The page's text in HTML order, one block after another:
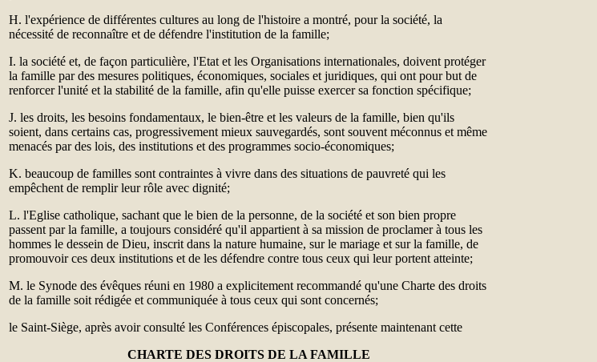
H. l'expérience de différentes cultures au long de l'histoire a montré, pour la société, la
nécessité de reconnaître et de défendre l'institution de la famille;
I. la société et, de façon particulière, l'Etat et les Organisations internationales, doivent protéger
la famille par des mesures politiques, économiques, sociales et juridiques, qui ont pour but de
renforcer l'unité et la stabilité de la famille, afin qu'elle puisse exercer sa fonction spécifique;
J. les droits, les besoins fondamentaux, le bien-être et les valeurs de la famille, bien qu'ils
soient, dans certains cas, progressivement mieux sauvegardés, sont souvent méconnus et même
menacés par des lois, des institutions et des programmes socio-économiques;
K. beaucoup de familles sont contraintes à vivre dans des situations de pauvreté qui les
empêchent de remplir leur rôle avec dignité;
L. l'Eglise catholique, sachant que le bien de la personne, de la société et son bien propre
passent par la famille, a toujours considéré qu'il appartient à sa mission de proclamer à tous les
hommes le dessein de Dieu, inscrit dans la nature humaine, sur le mariage et sur la famille, de
promouvoir ces deux institutions et de les défendre contre tous ceux qui leur portent atteinte;
M. le Synode des évêques réuni en 1980 a explicitement recommandé qu'une Charte des droits
de la famille soit rédigée et communiquée à tous ceux qui sont concernés;
le Saint-Siège, après avoir consulté les Conférences épiscopales, présente maintenant cette
CHARTE DES DROITS DE LA FAMILLE